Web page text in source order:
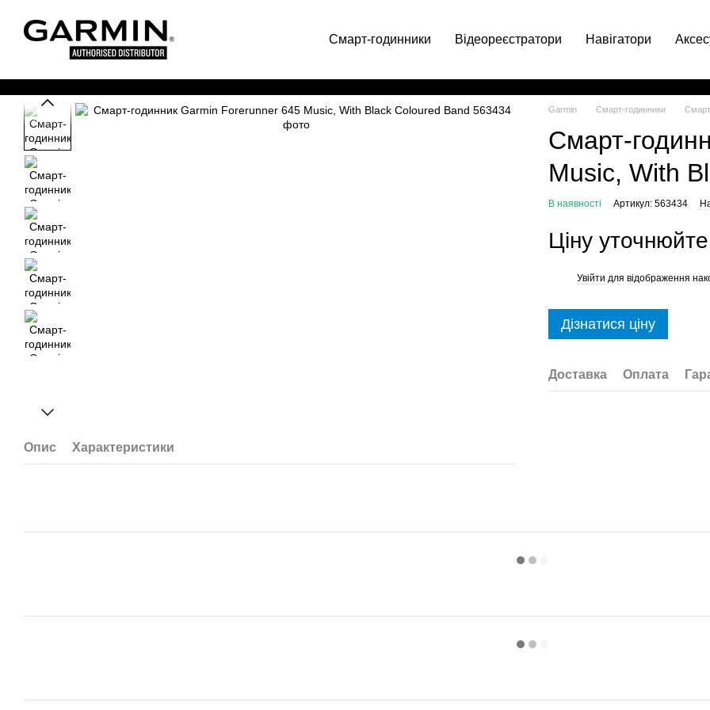
Смарт-годинники Відеореєстратори Навігатори
Опис Характеристики
Garmin Смарт-годинники
Смарт-
Music, With
В наявності Артикул: 563434
Ціну уточнюйте
Увійти для відображення
Дізнатися ціну
Доставка Оплата